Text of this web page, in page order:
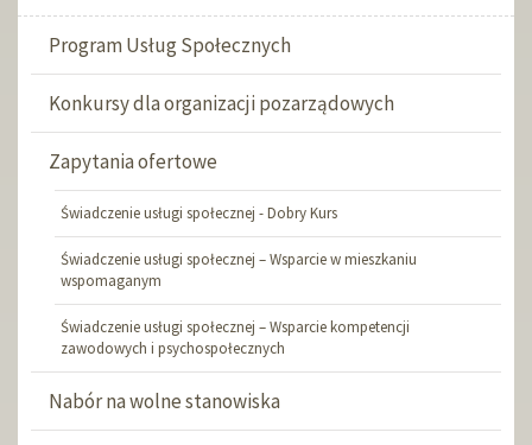
Program Usług Społecznych
Konkursy dla organizacji pozarządowych
Zapytania ofertowe
Świadczenie usługi społecznej - Dobry Kurs
Świadczenie usługi społecznej – Wsparcie w mieszkaniu
wspomaganym
Świadczenie usługi społecznej – Wsparcie kompetencji
zawodowych i psychospołecznych
Nabór na wolne stanowiska